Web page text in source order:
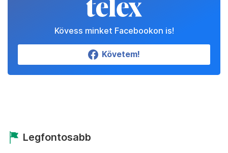
Kövess minket Facebookon is!
Követem!
Legfontosabb